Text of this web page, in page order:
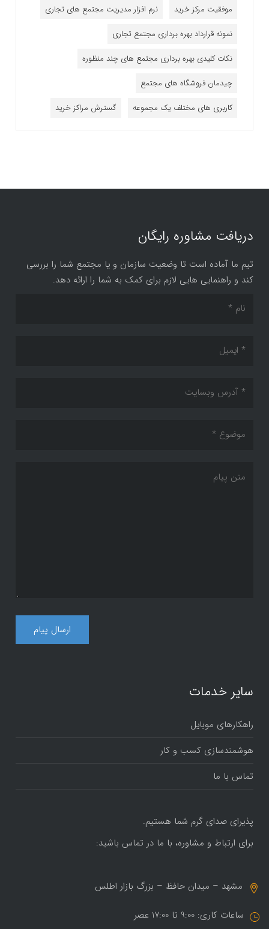
موفقیت مرکز خرید
نرم افزار مدیریت مجتمع های تجاری
نمونه قرارداد بهره برداری مجتمع تجاری
نکات کلیدی بهره برداری مجتمع های چند منظوره
چیدمان فروشگاه های مجتمع
کاربری های مختلف یک مجموعه
گسترش مراکز خرید
دریافت مشاوره رایگان
تیم ما آماده است تا وضعیت سازمان و یا مجتمع شما را بررسی
کند و راهنمایی هایی لازم برای کمک به شما را ارائه دهد.
سایر خدمات
راهکارهای موبایل
هوشمندسازی کسب و کار
تماس با ما
پذیرای صدای گرم شما هستیم.
برای ارتباط و مشاوره، با ما در تماس باشید:
مشهد – میدان حافظ – بزرگ بازار اطلس
ساعات کاری: 9:00 تا 17:00 عصر